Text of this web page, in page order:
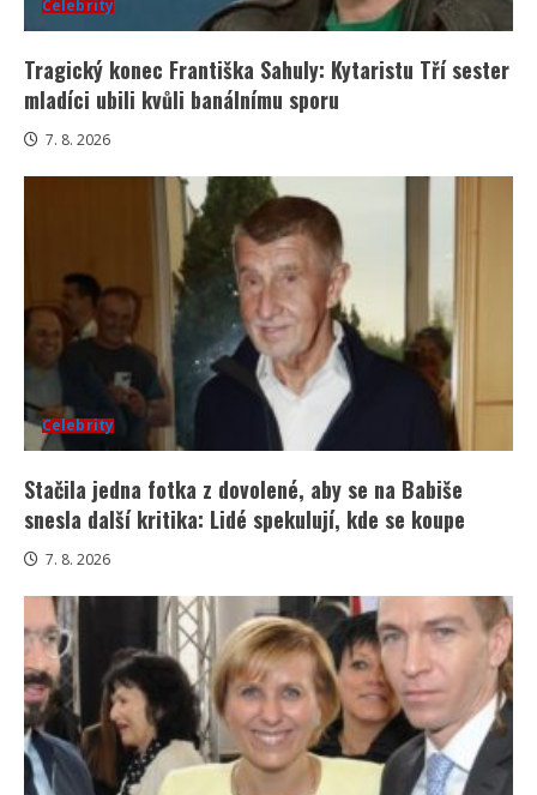
Celebrity
Tragický konec Františka Sahuly: Kytaristu Tří sester
mladíci ubili kvůli banálnímu sporu
7. 8. 2026
Celebrity
Stačila jedna fotka z dovolené, aby se na Babiše
snesla další kritika: Lidé spekulují, kde se koupe
7. 8. 2026